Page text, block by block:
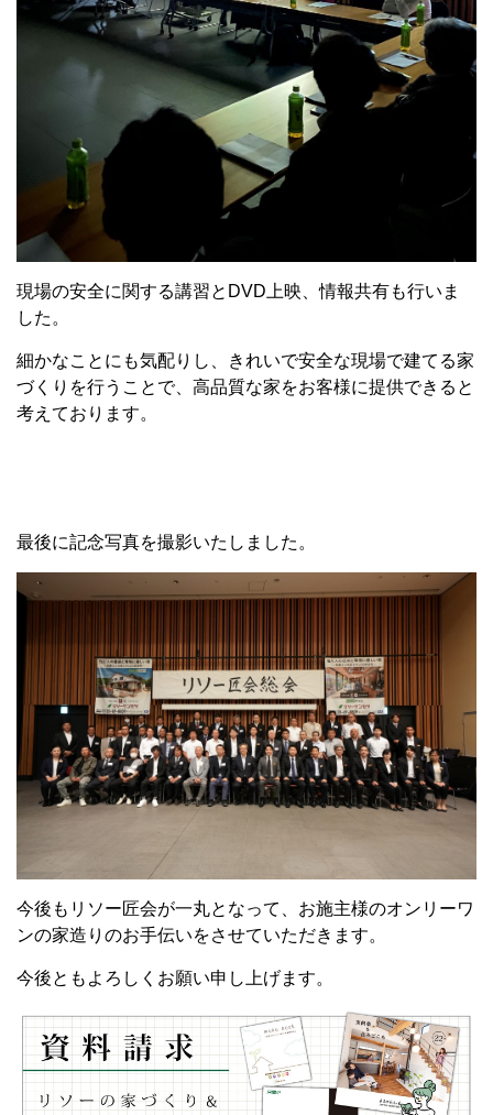
現場の安全に関する講習とDVD上映、情報共有も行いま
した。
細かなことにも気配りし、きれいで安全な現場で建てる家
づくりを行うことで、高品質な家をお客様に提供できると
考えております。
最後に記念写真を撮影いたしました。
今後もリソー匠会が一丸となって、お施主様のオンリーワ
ンの家造りのお手伝いをさせていただきます。
今後ともよろしくお願い申し上げます。